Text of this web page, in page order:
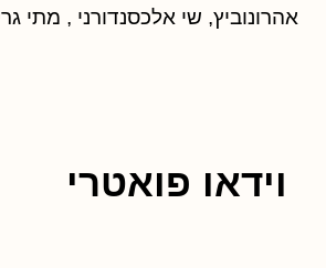
אהרונוביץ, שי אלכסנדורני , מתי
וידאו פואטרי